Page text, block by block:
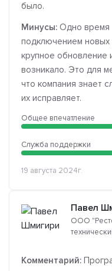
было.
Минусы: Одно время
подключением новых
крупное обновление
возникало. Это для
что компания знает
их исправляет.
Общее впечатление
Служба поддержки
19 августа 2024г.
Павел
ООО
Комментарий: